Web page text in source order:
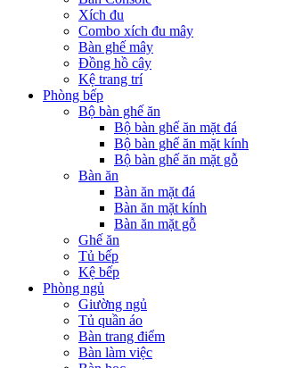
Xích đu
Combo xích đu mây
Bàn ghế mây
Đồng hồ cây
Kệ trang trí
Phòng bếp
Bộ bàn ghế ăn
Bộ bàn ghế ăn mặt đá
Bộ bàn ghế ăn mặt kính
Bộ bàn ghế ăn mặt gỗ
Bàn ăn
Bàn ăn mặt đá
Bàn ăn mặt kính
Bàn ăn mặt gỗ
Ghế ăn
Tủ bếp
Kệ bếp
Phòng ngủ
Giường ngủ
Tủ quần áo
Bàn trang điểm
Bàn làm việc